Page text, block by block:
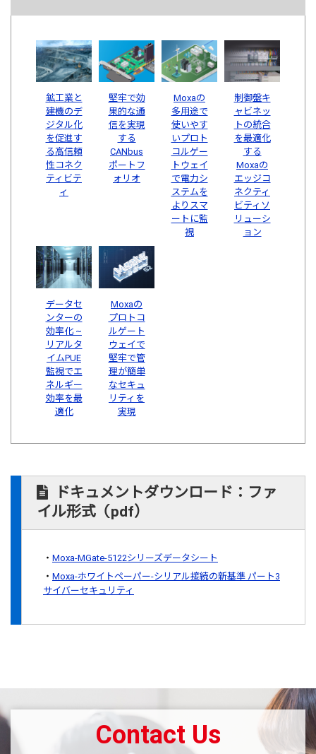
鉱工業と
建機のデ
ジタル化
を促進す
る高信頼
性コネク
ティビテ
ィ
堅牢で効
果的な通
信を実現
する
CANbus
ポートフ
ォリオ
Moxaの
多用途で
使いやす
いプロト
コルゲー
トウェイ
で電力シ
ステムを
よりスマ
ートに監
視
制御盤キ
ャビネッ
トの統合
を最適化
する
Moxaの
エッジコ
ネクティ
ビティソ
リューシ
ョン
データセ
ンターの
効率化 ~
リアルタ
イムPUE
監視でエ
ネルギー
効率を最
適化
Moxaの
プロトコ
ルゲート
ウェイで
堅牢で管
理が簡単
なセキュ
リティを
実現
ドキュメントダウンロード：ファ
イル形式（pdf）
Moxa-MGate-5122シリーズデータシート
Moxa-ホワイトペーパー-シリアル接続の新基準 パート3
サイバーセキュリティ
Contact Us